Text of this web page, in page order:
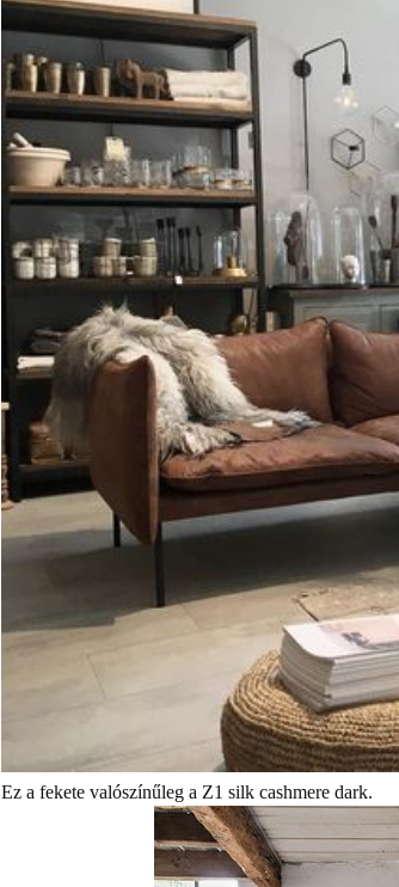
Ez a fekete valószínűleg a Z1 silk cashmere dark.